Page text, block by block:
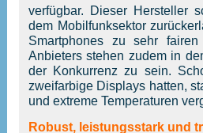
verfügbar. Dieser Hersteller
dem Mobilfunksektor
Smartphones zu sehr
Anbieters stehen zudem in
der Konkurrenz zu sein.
zweifarbige Displays hatten,
und extreme Temperaturen
Robust, leistungsstark und